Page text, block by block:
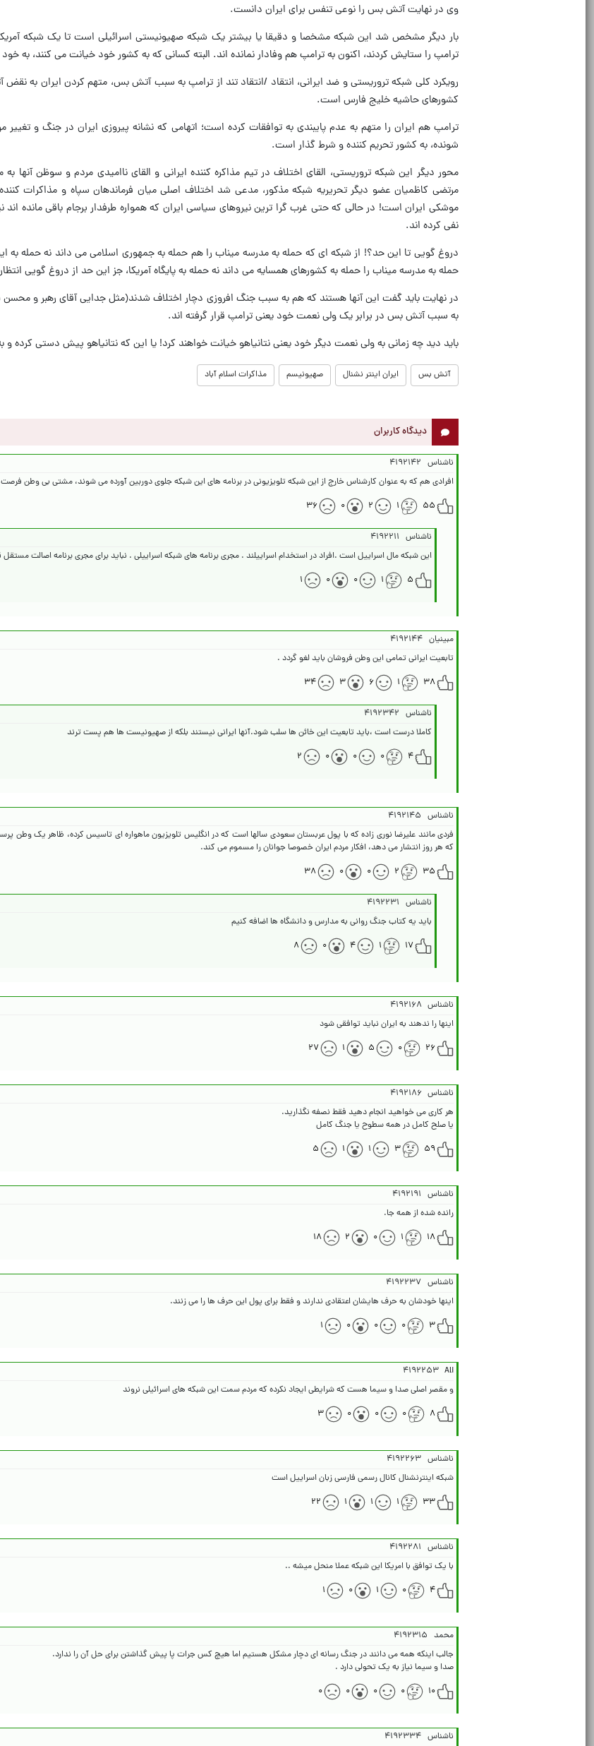
وی در نهایت آتش بس را نوعی تنفس برای ایران دانست.
بار دیگر مشخص شد این شبکه مشخصا و دقیقا یا بیشتر یک شبکه صهیونیستی اسرائیلی است تا یک شبکه
ترامپ را ستایش کردند، اکنون به ترامپ هم وفادار نمانده اند. البته کسانی که به کشور خود خیانت می کنند، به
رویکرد کلی شبکه تروریستی و ضد ایرانی، انتقاد /انتقاد تند از ترامپ به سبب آتش بس، متهم کردن ایران به
کشورهای حاشیه خلیج فارس است.
ترامپ هم ایران را متهم به عدم پایبندی به توافقات کرده است؛ اتهامی که نشانه پیروزی ایران در جنگ و
شونده، به کشور تحریم کننده و شرط گذار است.
محور دیگر این شبکه تروریستی، القای اختلاف در تیم مذاکره کننده ایرانی و القای ناامیدی مردم و سوظن آنها
مرتضی کاظمیان عضو دیگر تحریریه شبکه مذکور، مدعی شد اختلاف اصلی میان فرماندهان سپاه و مذاکرات
موشکی ایران است! در حالی که حتی غرب گرا ترین نیروهای سیاسی ایران که همواره طرفدار برجام باقی مانده اند
نفی کرده اند.
دروغ گویی تا این حد؟! از شبکه ای که حمله به مدرسه میناب را هم حمله به جمهوری اسلامی می داند نه حمله به
حمله به مدرسه میناب را حمله به کشورهای همسایه می داند نه حمله به پایگاه آمریکا، جز این حد از دروغ گویی
در نهایت باید گفت این آنها هستند که هم به سبب جنگ افروزی دچار اختلاف شدند(مثل جدایی آقای رهبر و محسن
به سبب آتش بس در برابر یک ولی نعمت خود یعنی ترامپ قرار گرفته اند.
باید دید چه زمانی به ولی نعمت دیگر خود یعنی نتانیاهو خیانت خواهند کرد! یا این که نتانیاهو پیش دستی کرده و
آتش بس ایران اینتر نشنال صهیونیسم مذاکرات اسلام آباد
دیدگاه کاربران
ناشناس ۴۱۹۲۱۴۲
افرادی هم که به عنوان کارشناس خارج از این شبکه تلویزیونی در برنامه های این شبکه جلوی دوربین آورده می شوند، مشتی بی وطن
۵۵
۱ ۲ ۰ ۳۶
ناشناس ۴۱۹۲۲۱۱
این شبکه مال اسراییل است .افراد در استخدام اسراییلند . مجری برنامه های شبکه اسراییلی . نباید برای مجری برنامه اصالت
۵
۱ ۰ ۰ ۱
مبینیان ۴۱۹۲۱۴۴
تابعیت ایرانی تمامی این وطن فروشان باید لغو گردد .
۳۸
۱ ۶ ۳ ۳۴
ناشناس ۴۱۹۲۳۴۲
کاملا درست است ،باید تابعیت این خائن ها سلب شود.آنها ایرانی نیستند بلکه از صهیونیست ها هم پست ترند
۴
۰ ۰ ۰ ۲
ناشناس ۴۱۹۲۱۴۵
فردی مانند علیرضا نوری زاده که با پول عربستان سعودی سالها است که در انگلیس تلویزیون ماهواره ای تاسیس کرده، ظاهر یک وطن
که هر روز انتشار می دهد، افکار مردم ایران خصوصا جوانان را مسموم می کند.
۳۵
۲ ۰ ۰ ۳۸
ناشناس ۴۱۹۲۲۳۱
باید یه کتاب جنگ روانی به مدارس و دانشگاه ها اضافه کنیم
۱۷
۱ ۴ ۰ ۸
ناشناس ۴۱۹۲۱۶۸
اینها را ندهند به ایران نباید توافقی شود
۲۶
۰ ۵ ۱ ۲۷
ناشناس ۴۱۹۲۱۸۶
یا صلح کامل در همه سطوح یا جنگ کامل
۵۹
۳ ۱ ۱ ۵
ناشناس ۴۱۹۲۱۹۱
رانده شده از همه جا.
۱۸
۱ ۰ ۲ ۱۸
ناشناس ۴۱۹۲۲۳۷
اینها خودشان به حرف هایشان اعتقادی ندارند و فقط برای پول این حرف ها را می زنند.
۳
۰ ۰ ۰ ۱
Ali ۴۱۹۲۲۵۳
و مقصر اصلی صدا و سیما هست که شرایطی ایجاد نکرده که مردم سمت این شبکه های اسرائیلی نروند
۸
۰ ۰ ۰ ۳
ناشناس ۴۱۹۲۲۶۳
شبکه اینترنشنال کانال رسمی فارسی زبان اسراییل است
۳۳
۱ ۱ ۱ ۲۲
ناشناس ۴۱۹۲۲۸۱
با یک توافق با امریکا این شبکه عملا منحل میشه ..
۴
۰ ۱ ۰ ۱
محمد ۴۱۹۲۳۱۵
صدا و سیما نیاز به یک تحولی دارد .
۱۰
۰ ۰ ۰ ۰
ناشناس ۴۱۹۲۳۳۴